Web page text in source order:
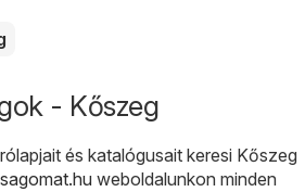
- Kőszeg
és katalógusait keresi Kőszeg
weboldalunkon minden